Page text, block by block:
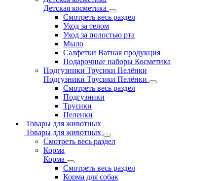
Детская косметика
Смотреть весь раздел
Уход за телом
Уход за полостью рта
Мыло
Салфетки Ватная продукция
Подарочные наборы Косметика
Подгузники Трусики Пелёнки
Подгузники Трусики Пелёнки
Смотреть весь раздел
Подгузники
Трусики
Пеленки
Товары для животных
Товары для животных
Смотреть весь раздел
Корма
Корма
Смотреть весь раздел
Корма для собак